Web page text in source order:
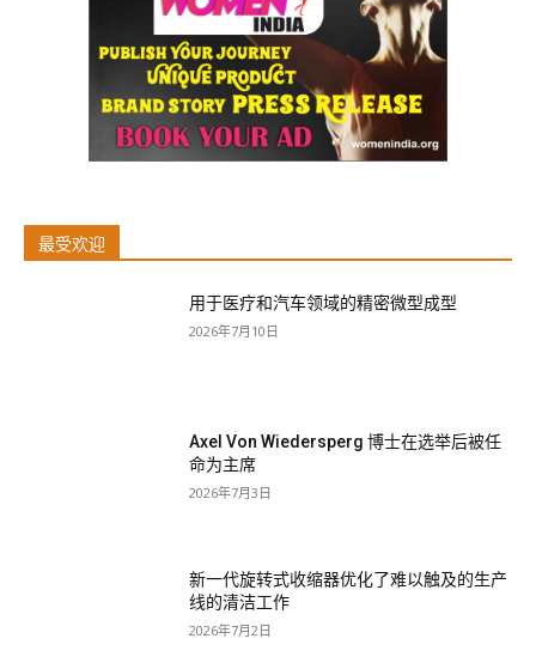
最受欢迎
用于医疗和汽车领域的精密微型成型
2026年7月10日
Axel Von Wiedersperg 博士在选举后被任
命为主席
2026年7月3日
新一代旋转式收缩器优化了难以触及的生产
线的清洁工作
2026年7月2日